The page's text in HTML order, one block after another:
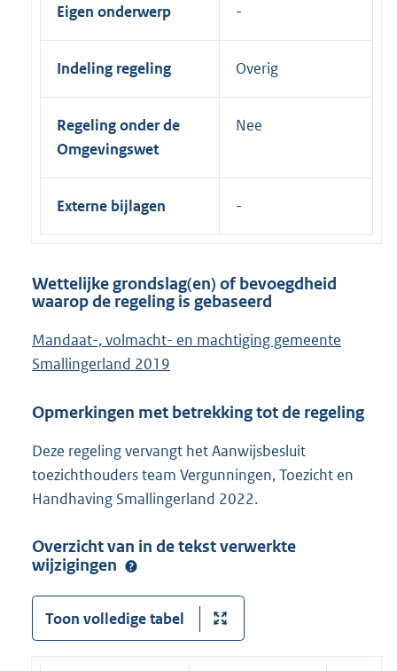
Eigen onderwerp
Indeling regeling Overig
Regeling onder de
Omgevingswet
Nee
Externe bijlagen
Wettelijke grondslag(en) of bevoegdheid
waarop de regeling is gebaseerd
Mandaat-, volmacht- en machtiging gemeente
Smallingerland 2019
Opmerkingen met betrekking tot de regeling
Deze regeling vervangt het Aanwijsbesluit
toezichthouders team Vergunningen, Toezicht en
Handhaving Smallingerland 2022.
Overzicht van in de tekst verwerkte
wijzigingen
Toon volledige tabel